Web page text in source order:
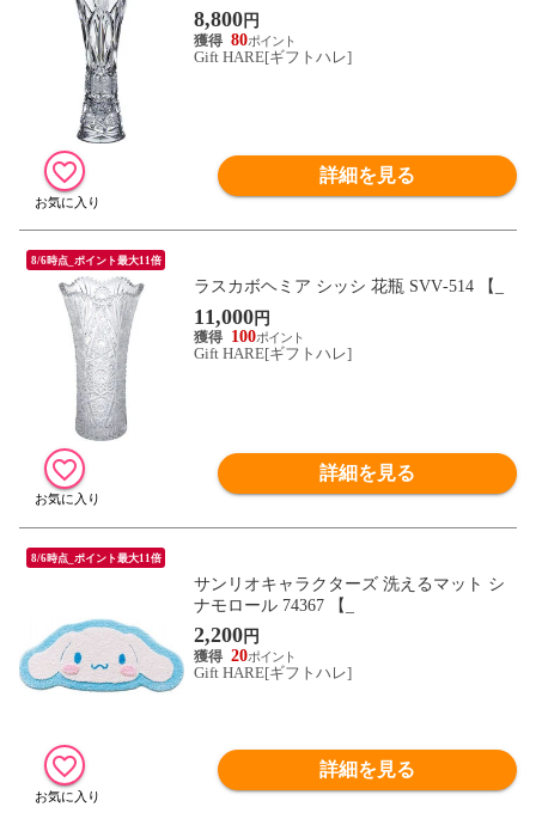
8,800円
80
Gift HARE[ギフトハレ]
詳細を見る
8/6時点_ポイント最大11倍
ラスカボヘミア シッシ 花瓶 SVV‐514 【_
11,000円
100
Gift HARE[ギフトハレ]
詳細を見る
8/6時点_ポイント最大11倍
サンリオキャラクターズ 洗えるマット シ
ナモロール 74367 【_
2,200円
20
Gift HARE[ギフトハレ]
詳細を見る